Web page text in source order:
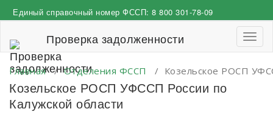
к
Единый справочный номер ФССП: 8 800 301-78-09
Проверка задолженности
Главная/Отделения ФССП / Козельское РОСП
Козельское РОСП УФССП России по
Калужской области